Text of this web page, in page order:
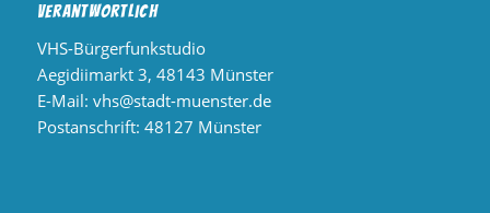
Verantwortlich
VHS-Bürgerfunkstudio
Aegidiimarkt 3, 48143 Münster
E-Mail: vhs@stadt-muenster.de
Postanschrift: 48127 Münster